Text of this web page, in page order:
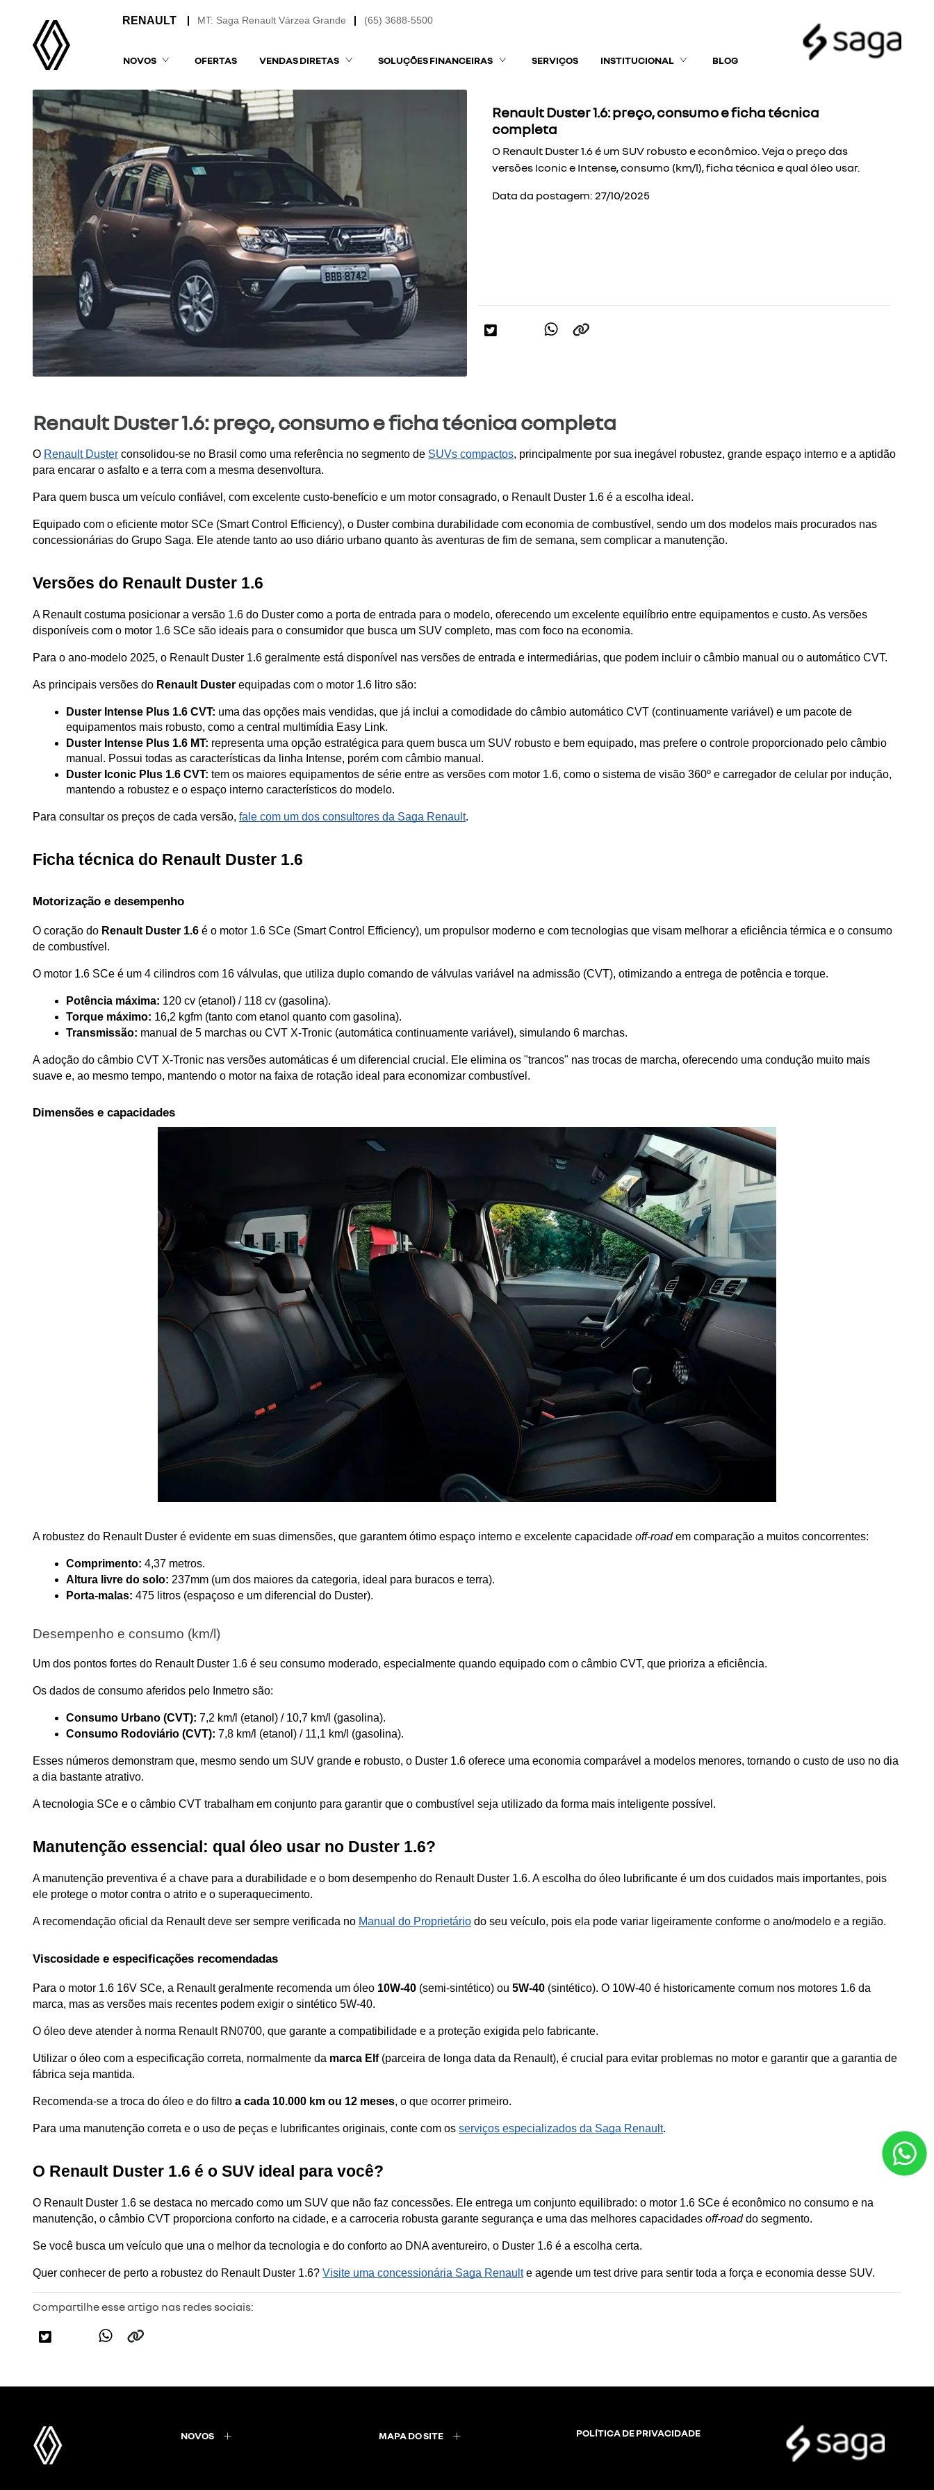
(65) 3688-5500
MT: Saga Renault Várzea Grande
NOVOS OFERTAS VENDAS DIRETAS SOLUÇÕES FINANCEIRAS SERVIÇOS INSTITUCIONAL BLOG
Renault Duster 1.6: preço, consumo e ficha técnica
completa
O Renault Duster 1.6 é um SUV robusto e econômico. Veja o preço das
versões Iconic e Intense, consumo (km/l), ficha técnica e qual óleo usar.
Data da postagem: 27/10/2025
Renault Duster 1.6: preço, consumo e ficha técnica completa
O Renault Duster consolidou-se no Brasil como uma referência no segmento de SUVs compactos, principalmente por sua inegável robustez, grande espaço interno e a aptidão
para encarar o asfalto e a terra com a mesma desenvoltura.
Para quem busca um veículo confiável, com excelente custo-benefício e um motor consagrado, o Renault Duster 1.6 é a escolha ideal.
Equipado com o eficiente motor SCe (Smart Control Efficiency), o Duster combina durabilidade com economia de combustível, sendo um dos modelos mais procurados nas
concessionárias do Grupo Saga. Ele atende tanto ao uso diário urbano quanto às aventuras de fim de semana, sem complicar a manutenção.
Versões do Renault Duster 1.6
A Renault costuma posicionar a versão 1.6 do Duster como a porta de entrada para o modelo, oferecendo um excelente equilíbrio entre equipamentos e custo. As versões
disponíveis com o motor 1.6 SCe são ideais para o consumidor que busca um SUV completo, mas com foco na economia.
Para o ano-modelo 2025, o Renault Duster 1.6 geralmente está disponível nas versões de entrada e intermediárias, que podem incluir o câmbio manual ou o automático CVT.
As principais versões do Renault Duster equipadas com o motor 1.6 litro são:
Duster Intense Plus 1.6 CVT: uma das opções mais vendidas, que já inclui a comodidade do câmbio automático CVT (continuamente variável) e um pacote de
equipamentos mais robusto, como a central multimídia Easy Link.
Duster Intense Plus 1.6 MT: representa uma opção estratégica para quem busca um SUV robusto e bem equipado, mas prefere o controle proporcionado pelo câmbio
manual. Possui todas as características da linha Intense, porém com câmbio manual.
Duster Iconic Plus 1.6 CVT: tem os maiores equipamentos de série entre as versões com motor 1.6, como o sistema de visão 360º e carregador de celular por indução,
mantendo a robustez e o espaço interno característicos do modelo.
Para consultar os preços de cada versão, fale com um dos consultores da Saga Renault.
Ficha técnica do Renault Duster 1.6
Motorização e desempenho
O coração do Renault Duster 1.6 é o motor 1.6 SCe (Smart Control Efficiency), um propulsor moderno e com tecnologias que visam melhorar a eficiência térmica e o consumo
de combustível.
O motor 1.6 SCe é um 4 cilindros com 16 válvulas, que utiliza duplo comando de válvulas variável na admissão (CVT), otimizando a entrega de potência e torque.
Potência máxima: 120 cv (etanol) / 118 cv (gasolina).
Torque máximo: 16,2 kgfm (tanto com etanol quanto com gasolina).
Transmissão: manual de 5 marchas ou CVT X-Tronic (automática continuamente variável), simulando 6 marchas.
A adoção do câmbio CVT X-Tronic nas versões automáticas é um diferencial crucial. Ele elimina os "trancos" nas trocas de marcha, oferecendo uma condução muito mais
suave e, ao mesmo tempo, mantendo o motor na faixa de rotação ideal para economizar combustível.
Dimensões e capacidades
A robustez do Renault Duster é evidente em suas dimensões, que garantem ótimo espaço interno e excelente capacidade off-road em comparação a muitos concorrentes:
Comprimento: 4,37 metros.
Altura livre do solo: 237mm (um dos maiores da categoria, ideal para buracos e terra).
Porta-malas: 475 litros (espaçoso e um diferencial do Duster).
Desempenho e consumo (km/l)
Um dos pontos fortes do Renault Duster 1.6 é seu consumo moderado, especialmente quando equipado com o câmbio CVT, que prioriza a eficiência.
Os dados de consumo aferidos pelo Inmetro são:
Consumo Urbano (CVT): 7,2 km/l (etanol) / 10,7 km/l (gasolina).
Consumo Rodoviário (CVT): 7,8 km/l (etanol) / 11,1 km/l (gasolina).
Esses números demonstram que, mesmo sendo um SUV grande e robusto, o Duster 1.6 oferece uma economia comparável a modelos menores, tornando o custo de uso no dia
a dia bastante atrativo.
A tecnologia SCe e o câmbio CVT trabalham em conjunto para garantir que o combustível seja utilizado da forma mais inteligente possível.
Manutenção essencial: qual óleo usar no Duster 1.6?
A manutenção preventiva é a chave para a durabilidade e o bom desempenho do Renault Duster 1.6. A escolha do óleo lubrificante é um dos cuidados mais importantes, pois
ele protege o motor contra o atrito e o superaquecimento.
A recomendação oficial da Renault deve ser sempre verificada no Manual do Proprietário do seu veículo, pois ela pode variar ligeiramente conforme o ano/modelo e a região.
Viscosidade e especificações recomendadas
Para o motor 1.6 16V SCe, a Renault geralmente recomenda um óleo 10W-40 (semi-sintético) ou 5W-40 (sintético). O 10W-40 é historicamente comum nos motores 1.6 da
marca, mas as versões mais recentes podem exigir o sintético 5W-40.
O óleo deve atender à norma Renault RN0700, que garante a compatibilidade e a proteção exigida pelo fabricante.
Utilizar o óleo com a especificação correta, normalmente da marca Elf (parceira de longa data da Renault), é crucial para evitar problemas no motor e garantir que a garantia de
fábrica seja mantida.
Recomenda-se a troca do óleo e do filtro a cada 10.000 km ou 12 meses, o que ocorrer primeiro.
Para uma manutenção correta e o uso de peças e lubrificantes originais, conte com os serviços especializados da Saga Renault.
O Renault Duster 1.6 é o SUV ideal para você?
O Renault Duster 1.6 se destaca no mercado como um SUV que não faz concessões. Ele entrega um conjunto equilibrado: o motor 1.6 SCe é econômico no consumo e na
manutenção, o câmbio CVT proporciona conforto na cidade, e a carroceria robusta garante segurança e uma das melhores capacidades off-road do segmento.
Se você busca um veículo que una o melhor da tecnologia e do conforto ao DNA aventureiro, o Duster 1.6 é a escolha certa.
Quer conhecer de perto a robustez do Renault Duster 1.6? Visite uma concessionária Saga Renault e agende um test drive para sentir toda a força e economia desse SUV.
Compartilhe esse artigo nas redes sociais:
NOVOS MAPA DO SITE POLÍTICA DE PRIVACIDADE